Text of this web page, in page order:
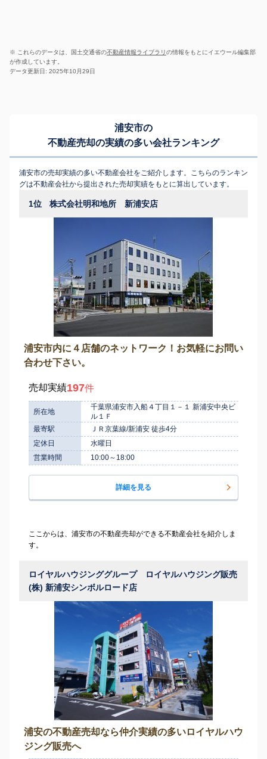
※ これらのデータは、国土交通省の不動産情報ライブラリの情報をもとにイエウール編集部
が作成しています。
データ更新日: 2025年10月29日
浦安市の
不動産売却の実績の多い会社ランキング
浦安市の売却実績の多い不動産会社をご紹介します。こちらのランキン
グは不動産会社から提出された売却実績をもとに算出しています。
1位 株式会社明和地所 新浦安店
浦安市内に４店舗のネットワーク！お気軽にお問い
合わせ下さい。
売却実績197件
所在地
千葉県浦安市入船４丁目１－１ 新浦安中央ビ
ル１Ｆ
最寄駅
ＪＲ京葉線/新浦安 徒歩4分
定休日
水曜日
営業時間
10:00～18:00
詳細を見る
ここからは、浦安市の不動産売却ができる不動産会社を紹介しま
す。
ロイヤルハウジンググループ ロイヤルハウジング販売
(株) 新浦安シンボルロード店
浦安の不動産売却なら仲介実績の多いロイヤルハウ
ジング販売へ